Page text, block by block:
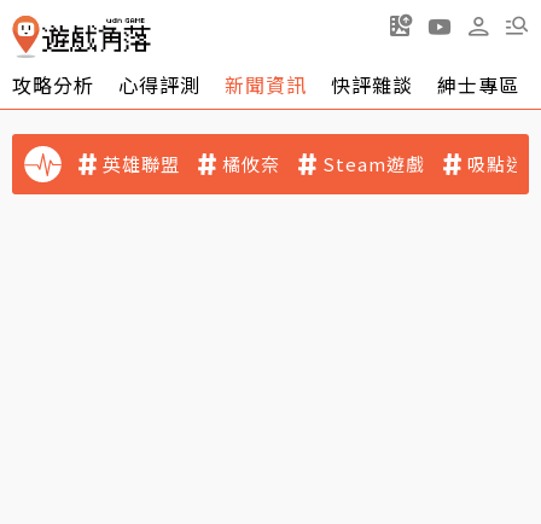
攻略分析 心得評測 新聞資訊 快評雜談 紳士專區
英雄聯盟 橘攸奈 Steam遊戲 吸點迷